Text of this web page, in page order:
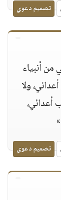
تصميم دعوي
من أنبياء
ولا
أعدائي،
تصميم دعوي